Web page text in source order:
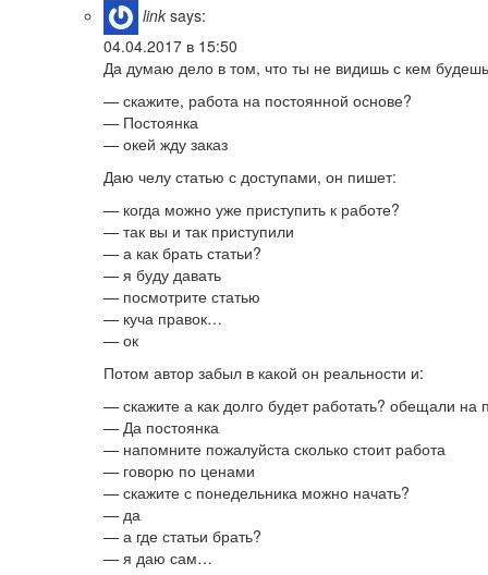
link says:
04.04.2017 в 15:50
Да думаю дело в том, что ты не видишь с кем
— скажите, работа на постоянной основе?
— Постоянка
— окей жду заказ
Даю челу статью с доступами, он пишет:
— когда можно уже приступить к работе?
— так вы и так приступили
— а как брать статьи?
— я буду давать
— посмотрите статью
— куча правок…
— ок
Потом автор забыл в какой он реальности и:
— скажите а как долго будет работать? обещали на
— Да постоянка
— напомните пожалуйста сколько стоит работа
— говорю по ценами
— скажите с понедельника можно начать?
— да
— а где статьи брать?
— я даю сам…